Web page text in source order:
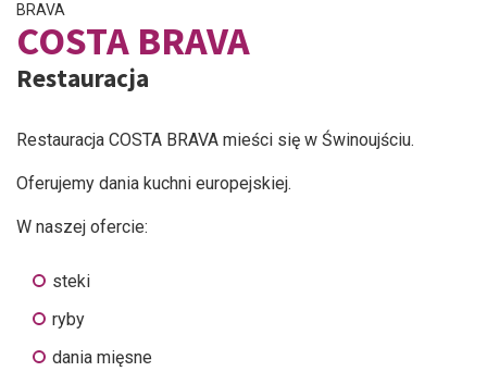
BRAVA
COSTA BRAVA
Restauracja
Restauracja COSTA BRAVA mieści się w Świnoujściu.
Oferujemy dania kuchni europejskiej.
W naszej ofercie:
steki
ryby
dania mięsne